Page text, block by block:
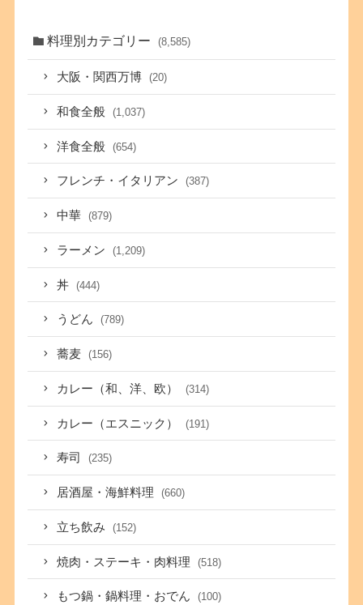
料理別カテゴリー (8,585)
大阪・関西万博 (20)
和食全般 (1,037)
洋食全般 (654)
フレンチ・イタリアン (387)
中華 (879)
ラーメン (1,209)
丼 (444)
うどん (789)
蕎麦 (156)
カレー（和、洋、欧） (314)
カレー（エスニック） (191)
寿司 (235)
居酒屋・海鮮料理 (660)
立ち飲み (152)
焼肉・ステーキ・肉料理 (518)
もつ鍋・鍋料理・おでん (100)